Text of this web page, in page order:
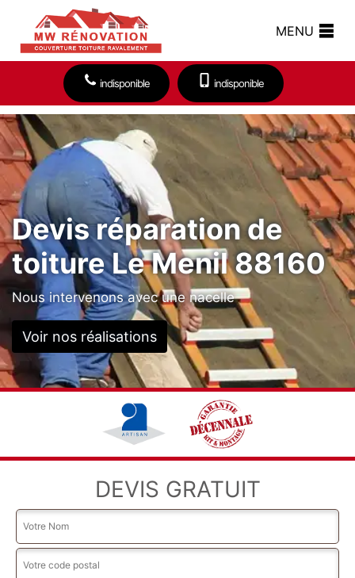
MENU
indisponible indisponible
Devis réparation de
toiture Le Menil 88160
Nous intervenons avec une nacelle
Voir nos réalisations
DEVIS GRATUIT